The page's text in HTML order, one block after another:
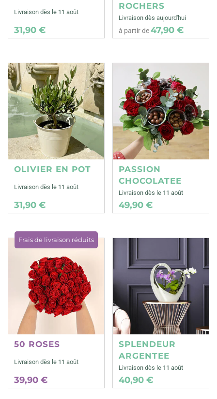
Livraison dès le 11 août
31,90 €
ROCHERS
Livraison dès aujourd'hui
à partir de47,90 €
OLIVIER EN POT
Livraison dès le 11 août
31,90 €
PASSION
CHOCOLATEE
Livraison dès le 11 août
49,90 €
Frais de livraison réduits
50 ROSES
Livraison dès le 11 août
39,90 €
SPLENDEUR
ARGENTEE
Livraison dès le 11 août
40,90 €